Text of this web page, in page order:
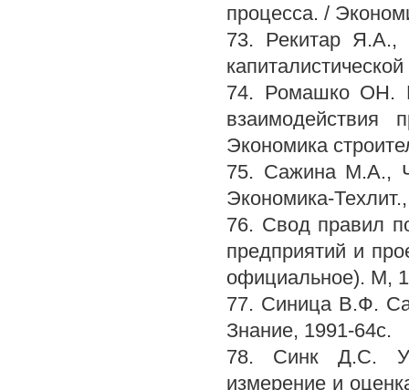
процесса. /
73. Рекитар Я.А.,
74. Ромашко ОН.
взаимодействия
Экономика
75. Сажина М.А.,
Экономика-
76. Свод правил
предприятий и
официальное). М,
77. Синица В.Ф.
Знание, 1991-64с.
78. Синк Д.С.
измерение и